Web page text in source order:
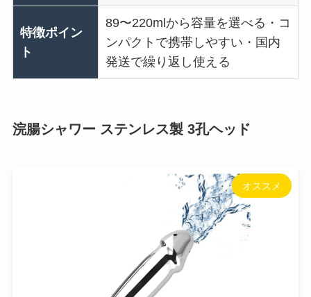
特徴ポイン
ト
89〜220mlから容量を選べる・コ
ンパクトで携帯しやすい・国内
発送で繰り返し使える
浣腸シャワー ステンレス製 3孔ヘッド
オススメ